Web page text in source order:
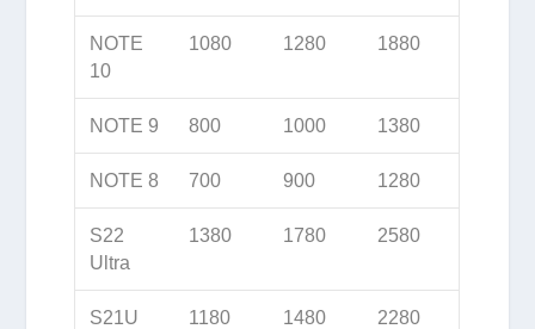
NOTE
10
1080 1280 1880
NOTE 9 800 1000 1380
NOTE 8 700 900 1280
S22
Ultra
1380 1780 2580
S21U 1180 1480 2280